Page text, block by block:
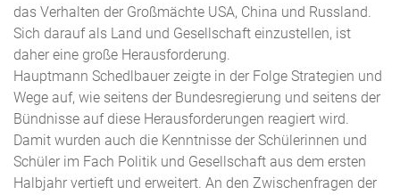
das Verhalten der Großmächte USA, China und Russland.
Sich darauf als Land und Gesellschaft einzustellen, ist
daher eine große Herausforderung.
Hauptmann Schedlbauer zeigte in der Folge Strategien und
Wege auf, wie seitens der Bundesregierung und seitens der
Bündnisse auf diese Herausforderungen reagiert wird.
Damit wurden auch die Kenntnisse der Schülerinnen und
Schüler im Fach Politik und Gesellschaft aus dem ersten
Halbjahr vertieft und erweitert. An den Zwischenfragen der